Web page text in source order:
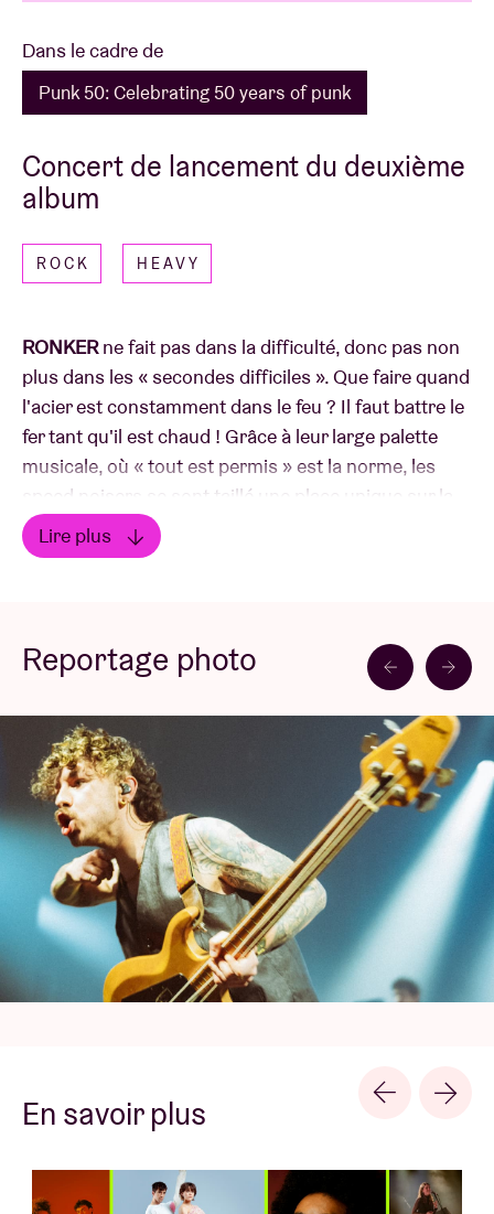
Dans le cadre de
Punk 50: Celebrating 50 years of punk
Concert de lancement du deuxième
album
ROCK HEAVY
RONKERne fait pas dans la difficulté, donc pas non
plus dans les « secondes difficiles ». Que faire quand
l'acier est constamment dans le feu ? Il faut battre le
fer tant qu'il est chaud ! Grâce à leur large palette
musicale, où « tout est permis » est la norme, les
speed noisers se sont taillé une place unique sur la
scène belge. Sur leur deuxième album, le groupe
semble plus ambitieux et mature que jamais, sans
mâcher l'os jusqu'à ce qu'il n'y ait plus de moelle. Un
album qui se lit comme un livre. Où d'autre pourrait-
Après avoir réduit le club en miettes, c'est
maintenant au tour de la salle AB d'en prendre pour
son grade. Sans aucun doute le plus grand concert
de la carrière du groupe. Attendez-vous à des
cuivres, des cloches et encore plus de RONK.
Comme le dit le groupe lui-même, « Respect the
hustle ».
© Denis Moraux
Lire plus
Reportage photo
En savoir plus